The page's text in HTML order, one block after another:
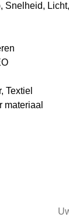
Snelheid,
Textiel
materiaal